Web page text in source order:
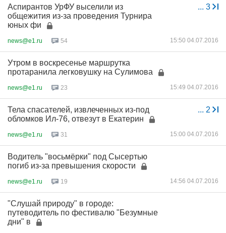
... 3
Аспирантов УрФУ выcелили из
общежития из-за проведения Турнира
юных фи
news@e1.ru 54 15:50 04.07.2016
Утром в воскресенье маршрутка
протаранила легковушку на Сулимова
news@e1.ru 23 15:49 04.07.2016
... 2
Тела спасателей, извлеченных из-под
обломков Ил-76, отвезут в Екатерин
news@e1.ru 31 15:00 04.07.2016
Водитель "восьмёрки" под Сысертью
погиб из-за превышения скорости
news@e1.ru 19 14:56 04.07.2016
"Слушай природу" в городе:
путеводитель по фестивалю "Безумные
дни" в